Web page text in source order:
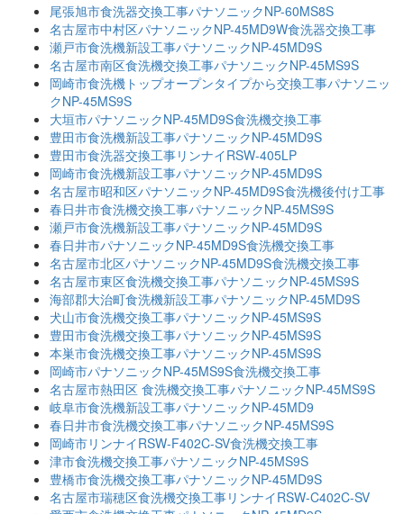
尾張旭市食洗器交換工事パナソニックNP-60MS8S
名古屋市中村区パナソニックNP-45MD9W食洗器交換工事
瀬戸市食洗機新設工事パナソニックNP-45MD9S
名古屋市南区食洗機交換工事パナソニックNP-45MS9S
岡崎市食洗機トップオープンタイプから交換工事パナソニッ
クNP-45MS9S
大垣市パナソニックNP-45MD9S食洗機交換工事
豊田市食洗機新設工事パナソニックNP-45MD9S
豊田市食洗器交換工事リンナイRSW-405LP
岡崎市食洗機新設工事パナソニックNP-45MD9S
名古屋市昭和区パナソニックNP-45MD9S食洗機後付け工事
春日井市食洗機交換工事パナソニックNP-45MS9S
瀬戸市食洗機新設工事パナソニックNP-45MD9S
春日井市パナソニックNP-45MD9S食洗機交換工事
名古屋市北区パナソニックNP-45MD9S食洗機交換工事
名古屋市東区食洗機交換工事パナソニックNP-45MS9S
海部郡大治町食洗機新設工事パナソニックNP-45MD9S
犬山市食洗機交換工事パナソニックNP-45MS9S
豊田市食洗機交換工事パナソニックNP-45MS9S
本巣市食洗機交換工事パナソニックNP-45MS9S
岡崎市パナソニックNP-45MS9S食洗機交換工事
名古屋市熱田区 食洗機交換工事パナソニックNP-45MS9S
岐阜市食洗機新設工事パナソニックNP-45MD9
春日井市食洗機交換工事パナソニックNP-45MS9S
岡崎市リンナイRSW-F402C-SV食洗機交換工事
津市食洗機交換工事パナソニックNP-45MS9S
豊橋市食洗機交換工事パナソニックNP-45MD9S
名古屋市瑞穂区食洗機交換工事リンナイRSW-C402C-SV